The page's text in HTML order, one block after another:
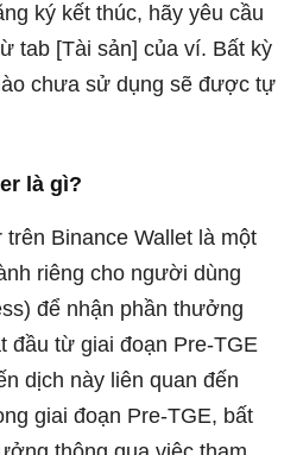
ký kết thúc, hãy yêu cầu
tab [Tài sản] của ví. Bất kỳ
chưa sử dụng sẽ được tự
là gì?
Binance Wallet là một
riêng cho người dùng
để nhận phần thưởng
đầu từ giai đoạn Pre-TGE
dịch này liên quan đến
giai đoạn Pre-TGE, bất